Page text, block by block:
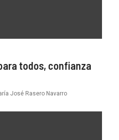
todos, confianza
José Rasero Navarro